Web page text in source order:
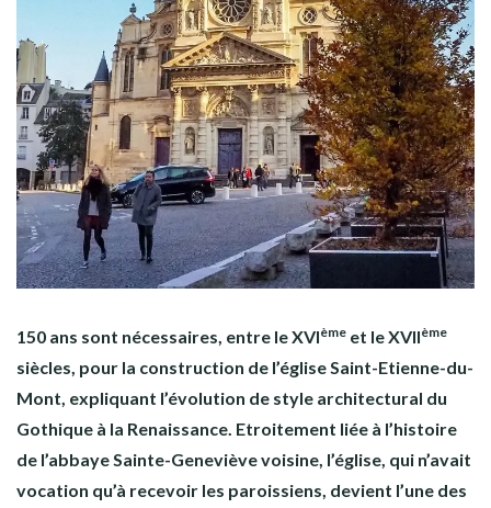
150 ans sont nécessaires, entre le XVIème et le XVIIème
siècles, pour la construction de l’église Saint-Etienne-du-
Mont, expliquant l’évolution de style architectural du
Gothique à la Renaissance. Etroitement liée à l’histoire
de l’abbaye Sainte-Geneviève voisine, l’église, qui n’avait
vocation qu’à recevoir les paroissiens, devient l’une des